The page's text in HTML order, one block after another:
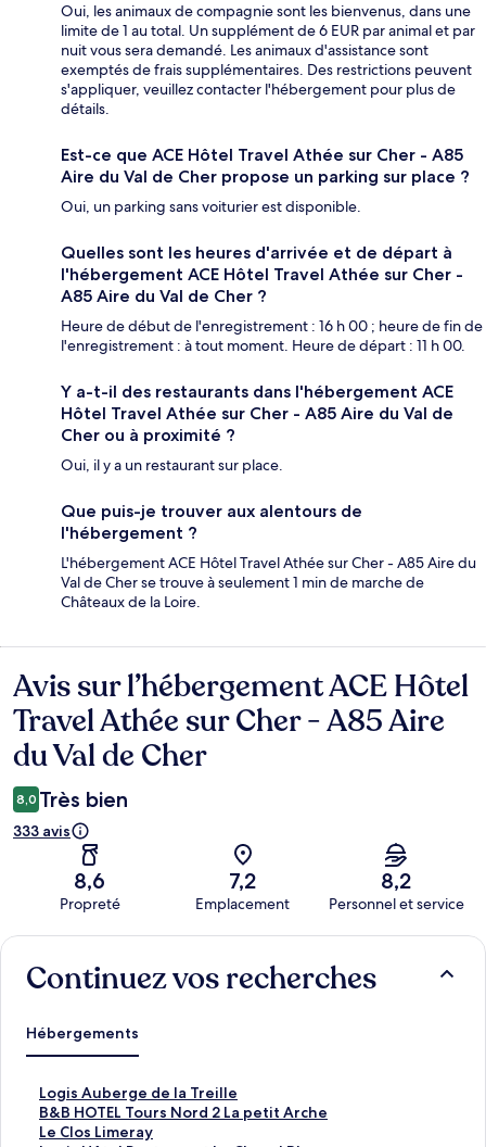
Oui, les animaux de compagnie sont les bienvenus, dans une
limite de 1 au total. Un supplément de 6 EUR par animal et par
nuit vous sera demandé. Les animaux d'assistance sont
exemptés de frais supplémentaires. Des restrictions peuvent
s'appliquer, veuillez contacter l'hébergement pour plus de
détails.
Est-ce que ACE Hôtel Travel Athée sur Cher - A85
Aire du Val de Cher propose un parking sur place ?
Oui, un parking sans voiturier est disponible.
Quelles sont les heures d'arrivée et de départ à
l'hébergement ACE Hôtel Travel Athée sur Cher -
A85 Aire du Val de Cher ?
Heure de début de l'enregistrement : 16 h 00 ; heure de fin de
l'enregistrement : à tout moment. Heure de départ : 11 h 00.
Y a-t-il des restaurants dans l'hébergement ACE
Hôtel Travel Athée sur Cher - A85 Aire du Val de
Cher ou à proximité ?
Oui, il y a un restaurant sur place.
Que puis-je trouver aux alentours de
l'hébergement ?
L'hébergement ACE Hôtel Travel Athée sur Cher - A85 Aire du
Val de Cher se trouve à seulement 1 min de marche de
Châteaux de la Loire.
Avis
Avis sur l’hébergement ACE Hôtel
Travel Athée sur Cher - A85 Aire
du Val de Cher
8,0 Très bien
333 avis
8,6
Propreté
7,2
Emplacement
8,2
Personnel et service
Avis
Continuez vos recherches
Hébergements
Logis Auberge de la Treille
L
i
e
B&B HOTEL Tours Nord 2 La petit Arche
L
iLe Clos Limeray
L